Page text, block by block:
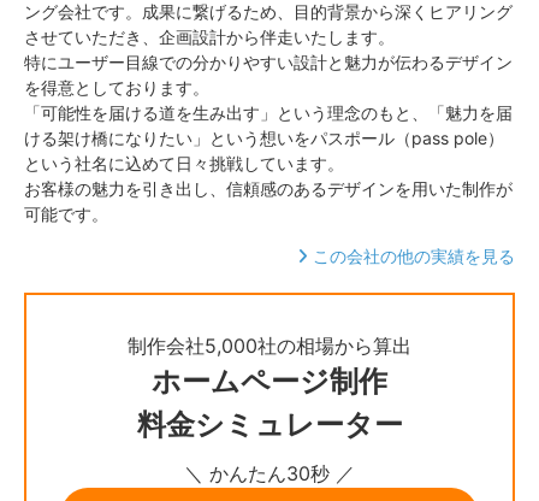
ング会社です。成果に繋げるため、目的背景から深くヒアリング
させていただき、企画設計から伴走いたします。
特にユーザー目線での分かりやすい設計と魅力が伝わるデザイン
を得意としております。
「可能性を届ける道を生み出す」という理念のもと、「魅力を届
ける架け橋になりたい」という想いをパスポール（pass pole）
という社名に込めて日々挑戦しています。
お客様の魅力を引き出し、信頼感のあるデザインを用いた制作が
可能です。
この会社の他の実績を見る
制作会社5,000社の相場から算出
ホームページ制作
料金シミュレーター
＼ かんたん30秒 ／